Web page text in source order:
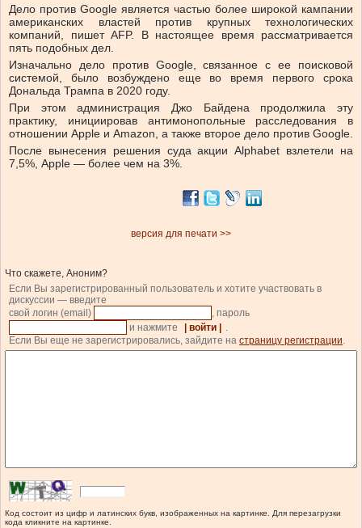
Дело против Google является частью более широкой кампании
американских властей против крупных технологических
компаний, пишет AFP. В настоящее время рассматривается
пять подобных дел.
Изначально дело против Google, связанное с ее поисковой
системой, было возбуждено еще во время первого срока
Дональда Трампа в 2020 году.
При этом администрация Джо Байдена продолжила эту
практику, инициировав антимонопольные расследования в
отношении Apple и Amazon, а также второе дело против Google.
После вынесения решения суда акции Alphabet взлетели на
7,5%, Apple — более чем на 3%.
версия для печати >>
Что скажете, Аноним?
Если Вы зарегистрированный пользователь и хотите участвовать в
дискуссии — введите
свой логин (email)
, пароль
и нажмите
| войти |
.
Если Вы еще не зарегистрировались, зайдите на страницу регистрации.
Код состоит из цифр и латинских букв, изображенных на картинке. Для перезагрузки
кода кликните на картинке.